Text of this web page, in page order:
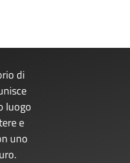
di
luogo
e
uno